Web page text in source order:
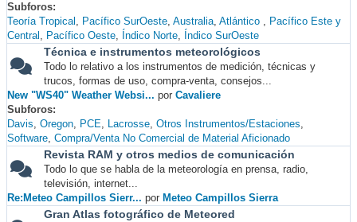
Subforos
Teoría Tropical
Pacífico SurOeste Australia Atlántico
Pacífico Este y
Central
Pacífico Oeste Índico Norte Índico SurOeste
Técnica e instrumentos meteorológicos
Todo lo relativo a los instrumentos de medición, técnicas y
trucos, formas de uso, compra-venta, consejos...
New "WS40" Weather Websi... por Cavaliere
Subforos
Davis Oregon PCE Lacrosse Otros Instrumentos/Estaciones
Software Compra/Venta No Comercial de Material Aficionado
Revista RAM y otros medios de comunicación
Todo lo que se habla de la meteorología en prensa, radio,
televisión, internet...
Re:Meteo Campillos Sierr... por Meteo Campillos Sierra
Gran Atlas fotográfico de Meteored